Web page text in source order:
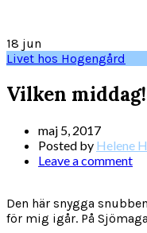
18 jun
Livet hos Hogengård
Vilken middag!
maj 5, 2017
Posted by Helene
Leave a comment
Den här snygga
för mig igår. På